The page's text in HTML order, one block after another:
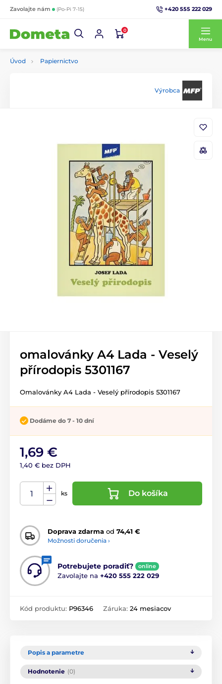
Zavolajte nám (Po-Pi 7-15) +420 555 222 029
0
Menu
Úvod Papiernictvo
Výrobca
omalovánky A4 Lada - Veselý
přírodopis 5301167
Omalovánky A4 Lada - Veselý přírodopis 5301167
Dodáme do 7 - 10 dní
1,69 €
1,40 € bez DPH
ks Do košíka
Doprava zdarma od 74,41 €
Možnosti doručenia ›
Potrebujete poradiť? online
Zavolajte na +420 555 222 029
Kód produktu: P96346 Záruka: 24 mesiacov
Popis a parametre
Hodnotenie (0)